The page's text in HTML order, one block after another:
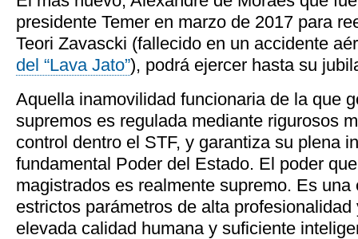
presidente Temer en marzo de 2017 para
Teori Zavascki (fallecido en un accidente
del “Lava Jato”), podrá ejercer hasta su
Aquella inamovilidad funcionaria de la que
supremos es regulada mediante rigurosos
control dentro el STF, y garantiza su plena
fundamental Poder del Estado. El poder
magistrados es realmente supremo. Es
estrictos parámetros de alta
elevada calidad humana y suficiente